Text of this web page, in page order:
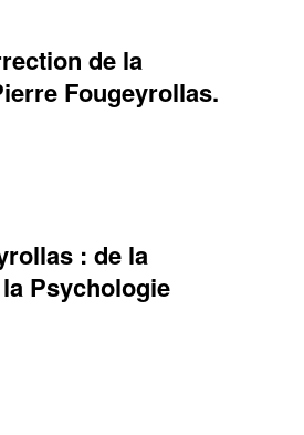
de la
Fougeyrollas.
: de la
Psychologie